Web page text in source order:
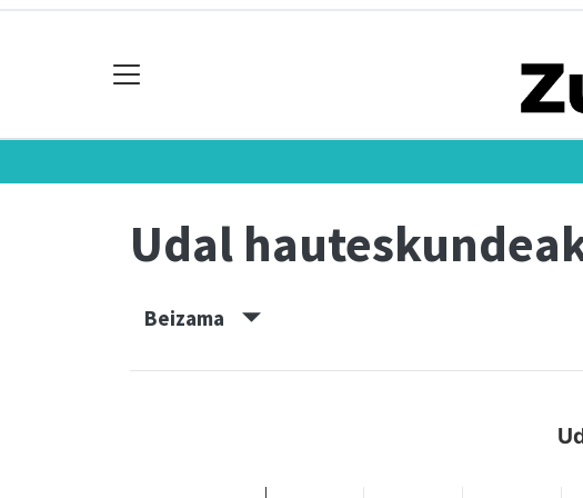
Udal
Beizama